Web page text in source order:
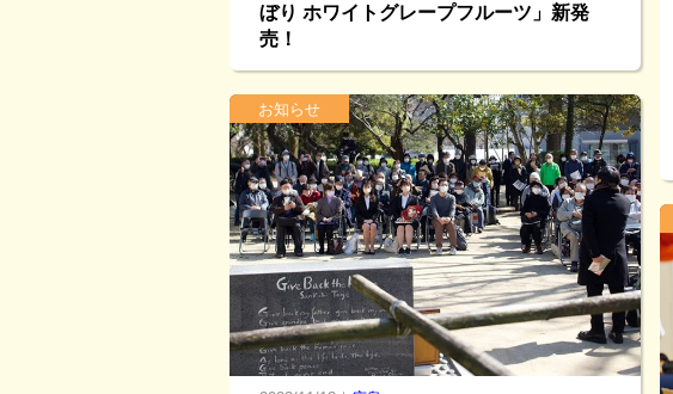
ぼり ホワイトグレープフルーツ」新発
売！
お知らせ